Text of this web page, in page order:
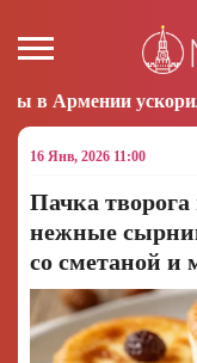
до 8,6%:
16 Янв, 2026 11:00
Пачка
нежные
со сметаной и